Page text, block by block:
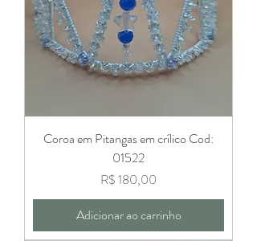
Coroa em Pitangas em crílico Cod:
01522
Preço
R$ 180,00
Adicionar ao carrinho